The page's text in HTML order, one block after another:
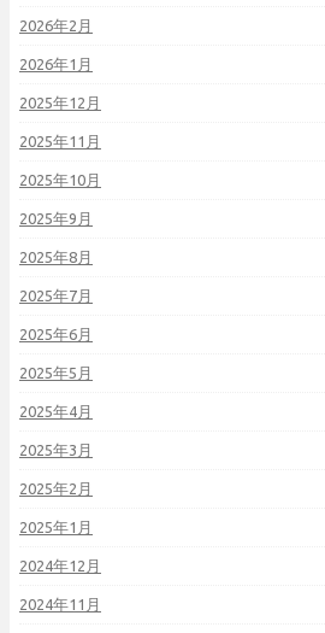
2026年2月
2026年1月
2025年12月
2025年11月
2025年10月
2025年9月
2025年8月
2025年7月
2025年6月
2025年5月
2025年4月
2025年3月
2025年2月
2025年1月
2024年12月
2024年11月